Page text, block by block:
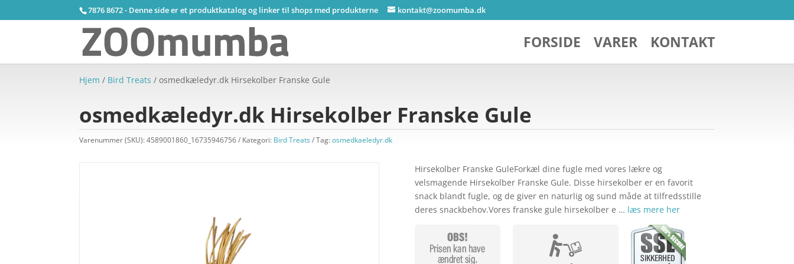
7876 8672 - Denne side er et produktkatalog og linker til shops med produkterne kontakt@zoomumba.dk
FORSIDE VARER KONTAKT
Hjem / Bird Treats / osmedkæledyr.dk Hirsekolber Franske Gule
osmedkæledyr.dk Hirsekolber Franske Gule
Varenummer (SKU):4589001860_16735946756 Kategori: Bird Treats Tag:osmedkaeledyr.dk
Hirsekolber Franske GuleForkæl dine fugle med vores lækre og
velsmagende Hirsekolber Franske Gule. Disse hirsekolber er en favorit
snack blandt fugle, og de giver en naturlig og sund måde at tilfredsstille
deres snackbehov.Vores franske gule hirsekolber e … læs mere her